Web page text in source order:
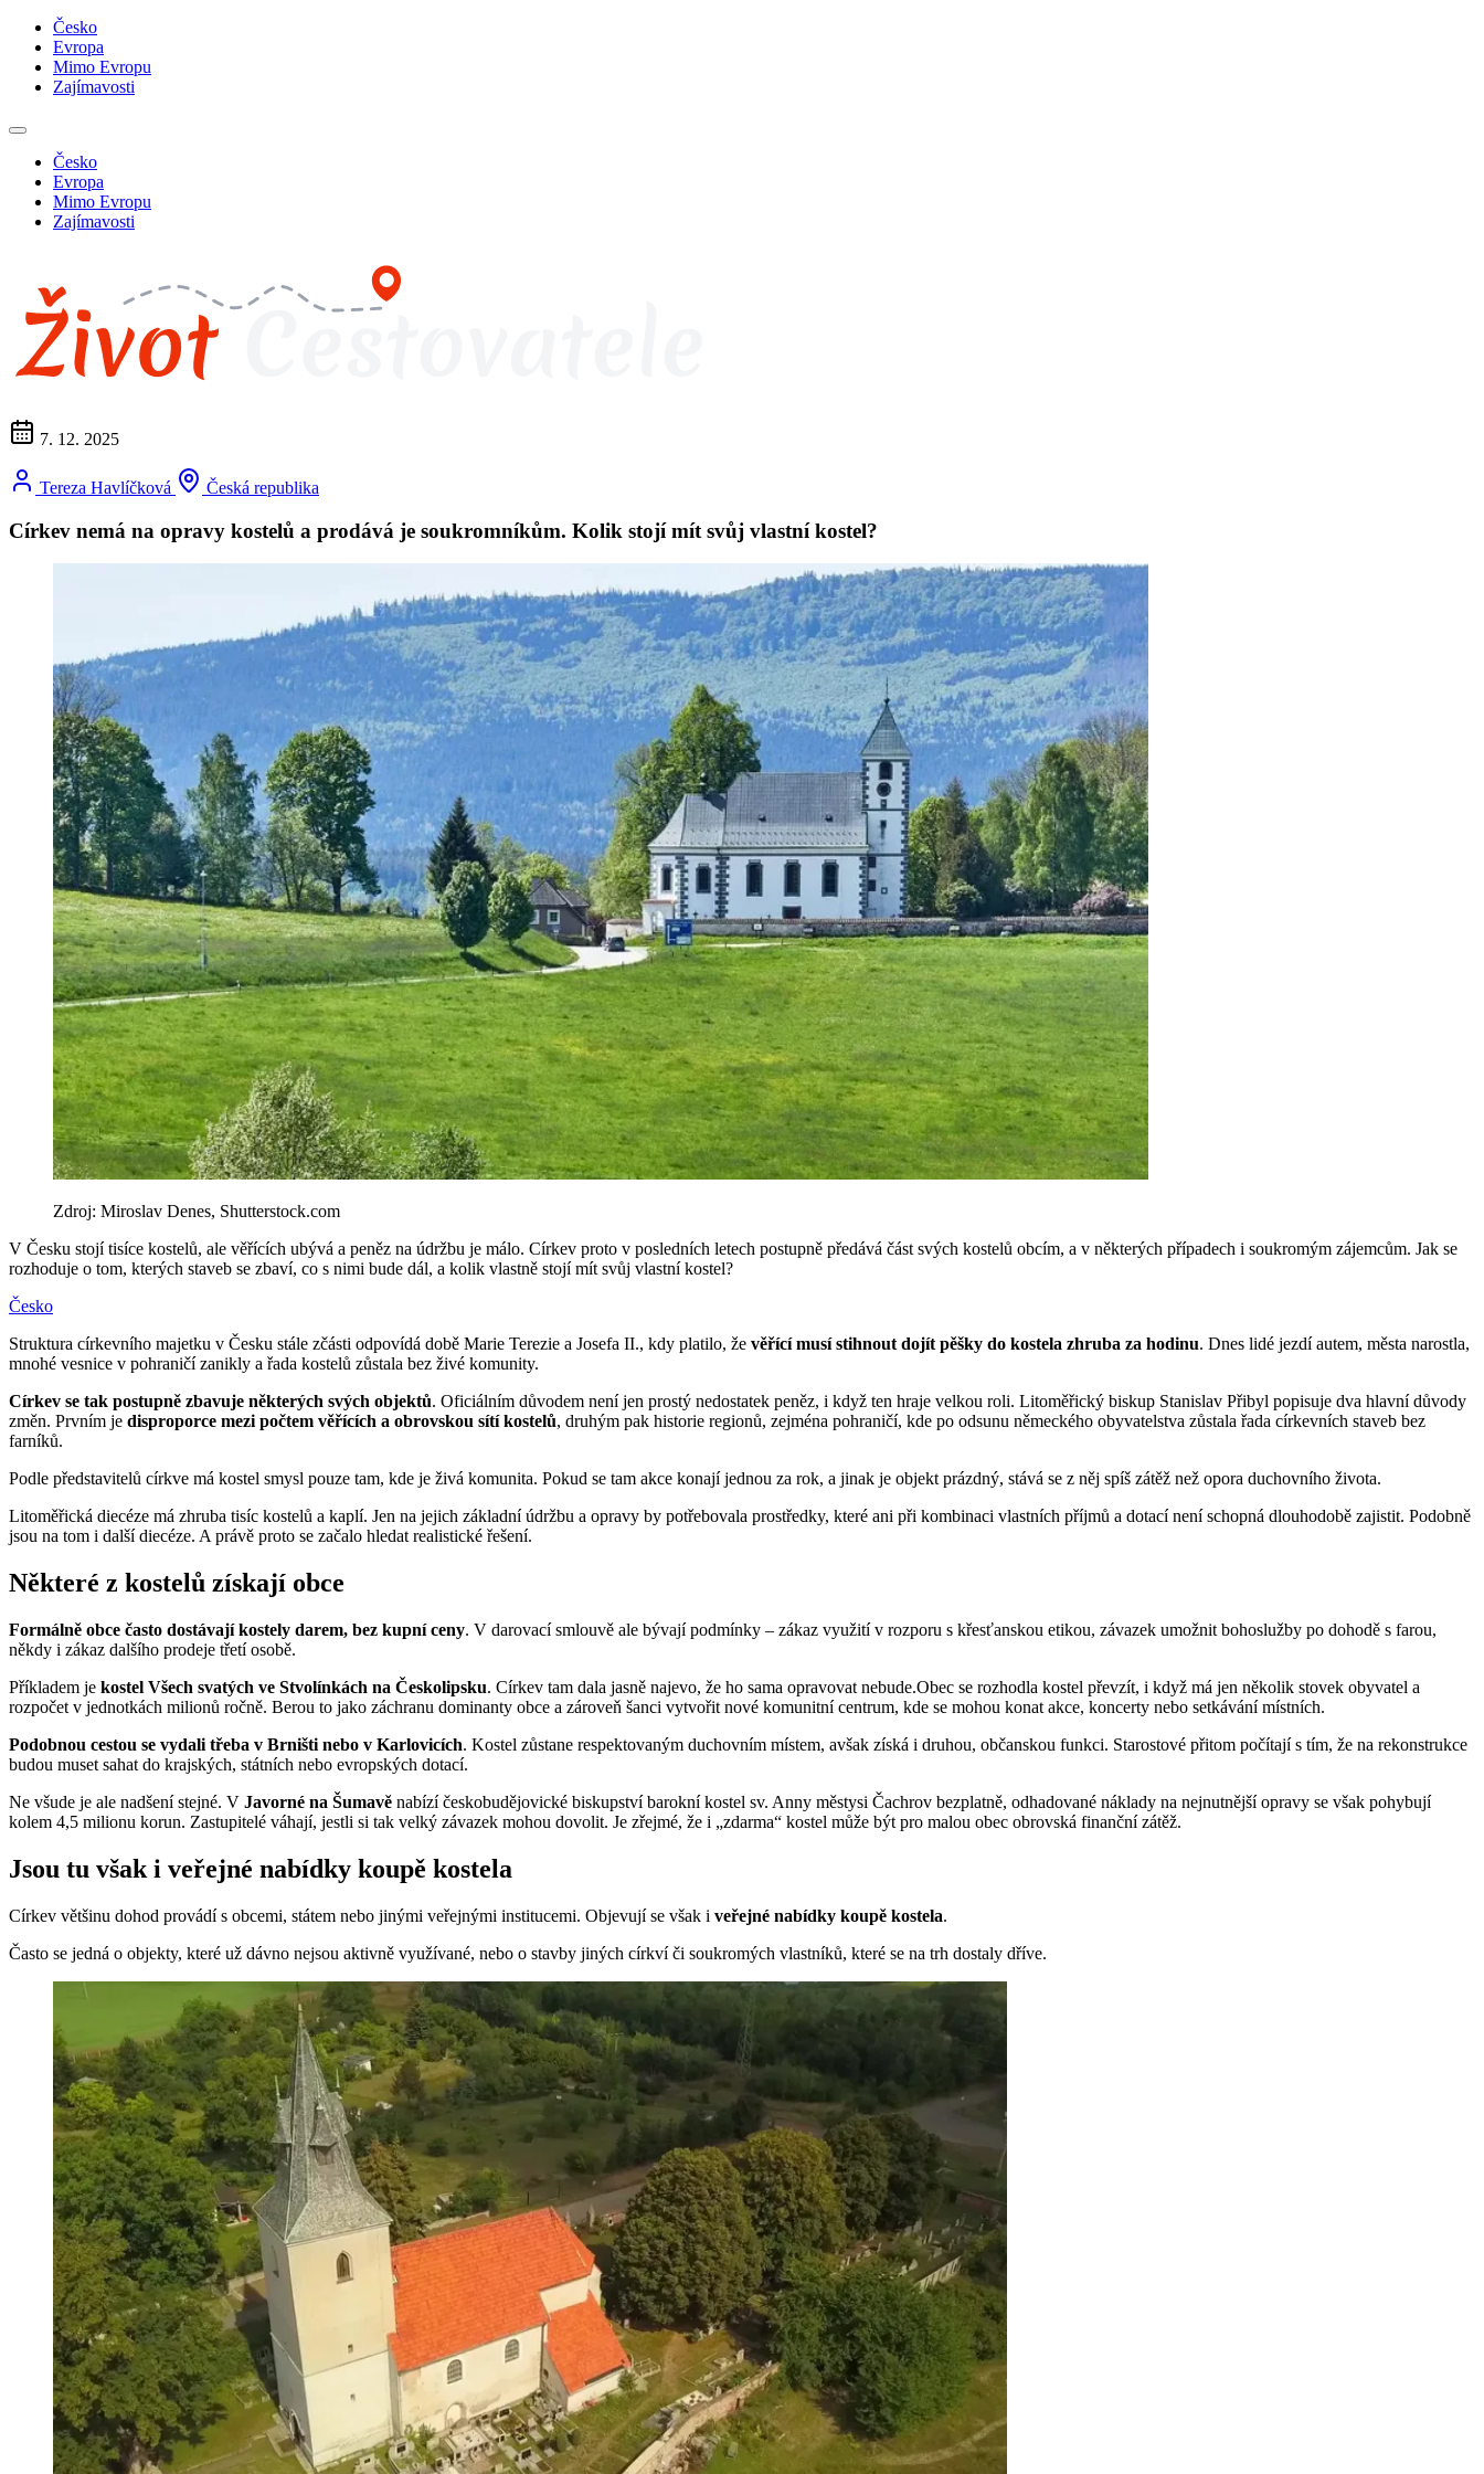
Česko
Evropa
Mimo Evropu
Zajímavosti
Česko
Evropa
Mimo Evropu
Zajímavosti
7. 12. 2025
Tereza Havlíčková Česká republika
Církev nemá na opravy kostelů a prodává je soukromníkům. Kolik stojí mít svůj vlastní kostel?
Zdroj: Miroslav Denes, Shutterstock.com
V Česku stojí tisíce kostelů, ale věřících ubývá a peněz na údržbu je málo. Církev proto v posledních letech postupně předává část svých kostelů obcím, a v některých případech i soukromým zájemcům. Jak se
rozhoduje o tom, kterých staveb se zbaví, co s nimi bude dál, a kolik vlastně stojí mít svůj vlastní kostel?
Česko
Struktura církevního majetku v Česku stále zčásti odpovídá době Marie Terezie a Josefa II., kdy platilo, že věřící musí stihnout dojít pěšky do kostela zhruba za hodinu. Dnes lidé jezdí autem, města narostla,
mnohé vesnice v pohraničí zanikly a řada kostelů zůstala bez živé komunity.
Církev se tak postupně zbavuje některých svých objektů. Oficiálním důvodem není jen prostý nedostatek peněz, i když ten hraje velkou roli. Litoměřický biskup Stanislav Přibyl popisuje dva hlavní důvody
změn. Prvním je disproporce mezi počtem věřících a obrovskou sítí kostelů, druhým pak historie regionů, zejména pohraničí, kde po odsunu německého obyvatelstva zůstala řada církevních staveb bez
farníků.
Podle představitelů církve má kostel smysl pouze tam, kde je živá komunita. Pokud se tam akce konají jednou za rok, a jinak je objekt prázdný, stává se z něj spíš zátěž než opora duchovního života.
Litoměřická diecéze má zhruba tisíc kostelů a kaplí. Jen na jejich základní údržbu a opravy by potřebovala prostředky, které ani při kombinaci vlastních příjmů a dotací není schopná dlouhodobě zajistit. Podobně
jsou na tom i další diecéze. A právě proto se začalo hledat realistické řešení.
Některé z kostelů získají obce
Formálně obce často dostávají kostely darem, bez kupní ceny. V darovací smlouvě ale bývají podmínky – zákaz využití v rozporu s křesťanskou etikou, závazek umožnit bohoslužby po dohodě s farou,
někdy i zákaz dalšího prodeje třetí osobě.
Příkladem je kostel Všech svatých ve Stvolínkách na Českolipsku. Církev tam dala jasně najevo, že ho sama opravovat nebude.Obec se rozhodla kostel převzít, i když má jen několik stovek obyvatel a
rozpočet v jednotkách milionů ročně. Berou to jako záchranu dominanty obce a zároveň šanci vytvořit nové komunitní centrum, kde se mohou konat akce, koncerty nebo setkávání místních.
Podobnou cestou se vydali třeba v Brništi nebo v Karlovicích. Kostel zůstane respektovaným duchovním místem, avšak získá i druhou, občanskou funkci. Starostové přitom počítají s tím, že na rekonstrukce
budou muset sahat do krajských, státních nebo evropských dotací.
Ne všude je ale nadšení stejné. V Javorné na Šumavě nabízí českobudějovické biskupství barokní kostel sv. Anny městysi Čachrov bezplatně, odhadované náklady na nejnutnější opravy se však pohybují
kolem 4,5 milionu korun. Zastupitelé váhají, jestli si tak velký závazek mohou dovolit. Je zřejmé, že i „zdarma“ kostel může být pro malou obec obrovská finanční zátěž.
Jsou tu však i veřejné nabídky koupě kostela
Církev většinu dohod provádí s obcemi, státem nebo jinými veřejnými institucemi. Objevují se však i veřejné nabídky koupě kostela.
Často se jedná o objekty, které už dávno nejsou aktivně využívané, nebo o stavby jiných církví či soukromých vlastníků, které se na trh dostaly dříve.